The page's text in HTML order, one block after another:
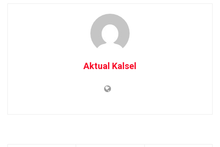
Aktual Kalsel